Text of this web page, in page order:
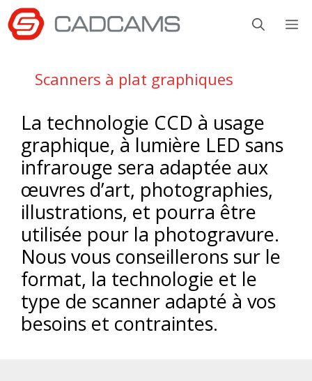
Aller
au
contenu
Scanners à plat graphiques
La technologie CCD à usage
graphique, à lumière LED sans
infrarouge sera adaptée aux
œuvres d’art, photographies,
illustrations, et pourra être
utilisée pour la photogravure.
Nous vous conseillerons sur le
format, la technologie et le
type de scanner adapté à vos
besoins et contraintes.